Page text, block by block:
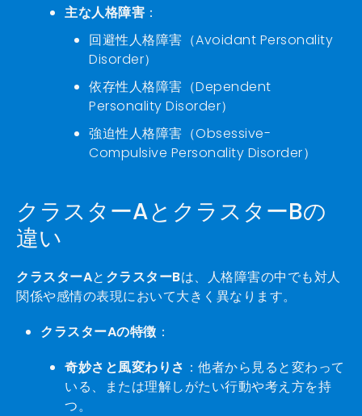
主な人格障害 ：
回避性人格障害（Avoidant Personality
Disorder）
依存性人格障害（Dependent
Personality Disorder）
強迫性人格障害（Obsessive-
Compulsive Personality Disorder）
クラスターAとクラスターBの
違い
クラスターAと クラスターBは、人格障害の中でも対人
関係や感情の表現において大きく異なります。
クラスターAの特徴 ：
奇妙さと風変わりさ ：他者から見ると変わって
いる、または理解しがたい行動や考え方を持
つ。